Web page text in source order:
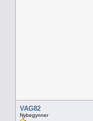
VAG82
Nybegynner